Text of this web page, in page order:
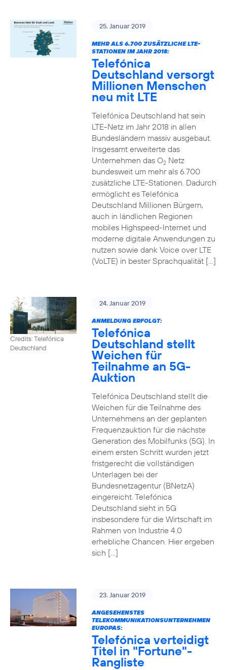
25. Januar 2019
MEHR ALS 6.700 ZUSÄTZLICHE LTE-
STATIONEN IM JAHR 2018:
Telefónica
Deutschland versorgt
Millionen Menschen
neu mit LTE
Telefónica Deutschland hat sein
LTE-Netz im Jahr 2018 in allen
Bundesländern massiv ausgebaut.
Insgesamt erweiterte das
Unternehmen das O2Netz
bundesweit um mehr als 6.700
zusätzliche LTE-Stationen. Dadurch
ermöglicht es Telefónica
Deutschland Millionen Bürgern,
auch in ländlichen Regionen
mobiles Highspeed-Internet und
moderne digitale Anwendungen zu
nutzen sowie dank Voice over LTE
(VoLTE) in bester Sprachqualität […]
Credits: Telefónica
Deutschland
24. Januar 2019
ANMELDUNG ERFOLGT:
Telefónica
Deutschland stellt
Weichen für
Teilnahme an 5G-
Auktion
Telefónica Deutschland stellt die
Weichen für die Teilnahme des
Unternehmens an der geplanten
Frequenzauktion für die nächste
Generation des Mobilfunks (5G). In
einem ersten Schritt wurden jetzt
fristgerecht die vollständigen
Unterlagen bei der
Bundesnetzagentur (BNetzA)
eingereicht. Telefónica
Deutschland sieht in 5G
insbesondere für die Wirtschaft im
Rahmen von Industrie 4.0
erhebliche Chancen. Hier ergeben
sich […]
23. Januar 2019
ANGESEHENSTES
TELEKOMMUNIKATIONSUNTERNEHMEN
EUROPAS:
Telefónica verteidigt
Titel in "Fortune"-
Rangliste